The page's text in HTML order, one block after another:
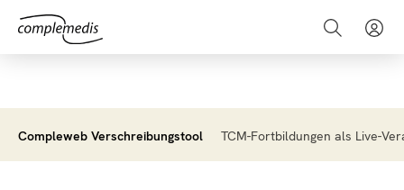
Compleweb Verschreibungstool TCM-Fortbildungen als Live-